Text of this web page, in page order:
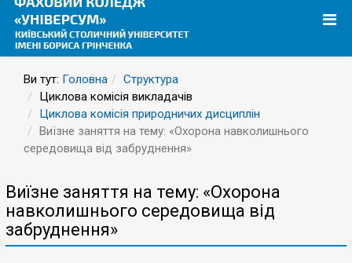
Ви тут: Головна
Структура
Циклова комісія викладачів
Циклова комісія природничих дисциплін
Виїзне заняття на тему: «Охорона навколишнього
середовища від забруднення»
Виїзне заняття на тему: «Охорона
навколишнього середовища від
забруднення»